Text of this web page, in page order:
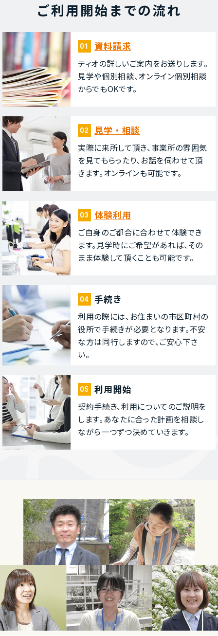
ご利⽤開始までの流れ
01 資料請求
ティオの詳しいご案内をお送りします。
⾒学や個別相談、オンライン個別相談
からでもOKです。
02 ⾒学・相談
実際に来所して頂き、事業所の雰囲気
を⾒てもらったり、お話を伺わせて頂
きます。オンラインも可能です。
03 体験利⽤
ご⾃⾝のご都合に合わせて体験でき
ます。⾒学時にご希望があれば、その
まま体験して頂くことも可能です。
04 ⼿続き
利⽤の際には、お住まいの市区町村の
役所で⼿続きが必要となります。不安
な⽅は同⾏しますので、ご安⼼下さ
い。
05 利⽤開始
契約⼿続き、利⽤についてのご説明を
します。あなたに合った計画を相談し
ながら⼀つずつ決めていきます。